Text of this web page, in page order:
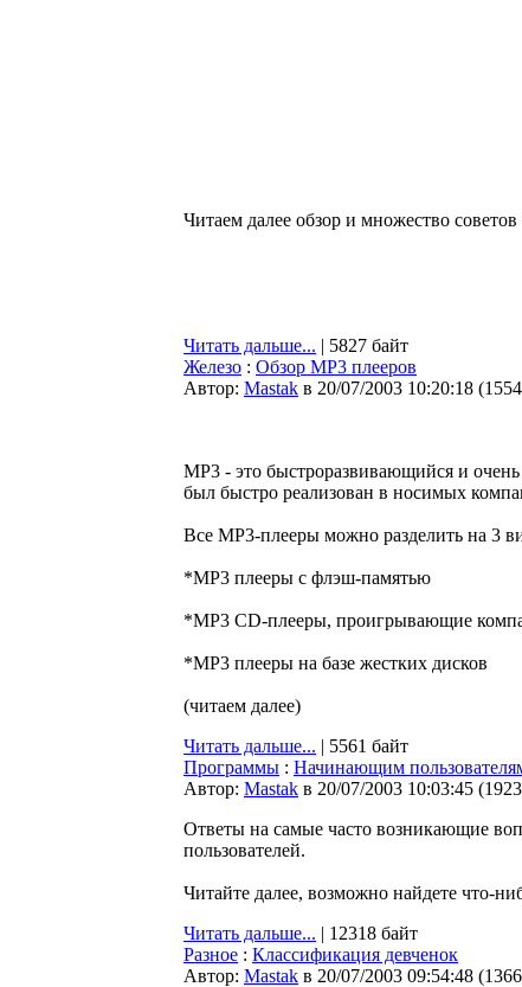
Читаем далее обзор и множество
Читать дальше... | 5827 байт
Железо : Обзор MP3 плееров
Автор: Мastak в 20/07/2003 10:20:18 (
MP3 - это быстроразвивающийся и
был быстро реализован в носимых
Все MP3-плееры можно разделить на 3
*MP3 плееры с флэш-памятью
*MP3 CD-плееры, проигрывающие
*MP3 плееры на базе жестких дисков
(читаем далее)
Читать дальше... | 5561 байт
Программы : Начинающим
Автор: Мastak в 20/07/2003 10:03:45 (
Ответы на самые часто возникающие
пользователей.
Читайте далее, возможно найдете что-
Читать дальше... | 12318 байт
Разное : Классификация девченок
Автор: Мastak в 20/07/2003 09:54:48 (